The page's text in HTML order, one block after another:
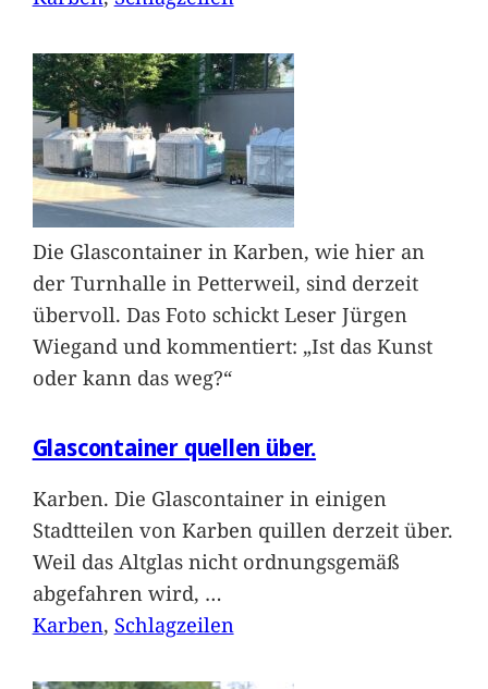
Die Glascontainer in Karben, wie hier an
der Turnhalle in Petterweil, sind derzeit
übervoll. Das Foto schickt Leser Jürgen
Wiegand und kommentiert: „Ist das Kunst
oder kann das weg?“
Glascontainer quellen über.
Karben. Die Glascontainer in einigen
Stadtteilen von Karben quillen derzeit über.
Weil das Altglas nicht ordnungsgemäß
abgefahren wird, …
Karben, Schlagzeilen